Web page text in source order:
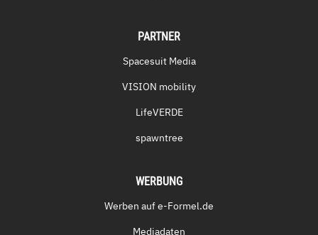
PARTNER
Spacesuit Media
VISION mobility
LifeVERDE
spawntree
WERBUNG
Werben auf e-Formel.de
Mediadaten